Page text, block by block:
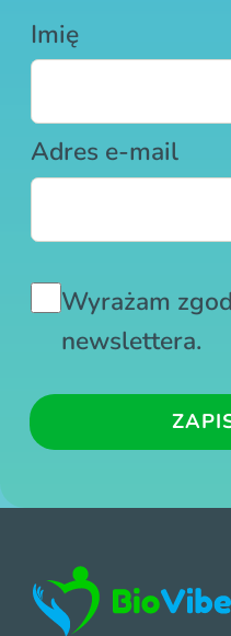
*
*
A
r
e
s
Imię
Adres e-mail
Z
g
a
Wyrażam
newslettera.